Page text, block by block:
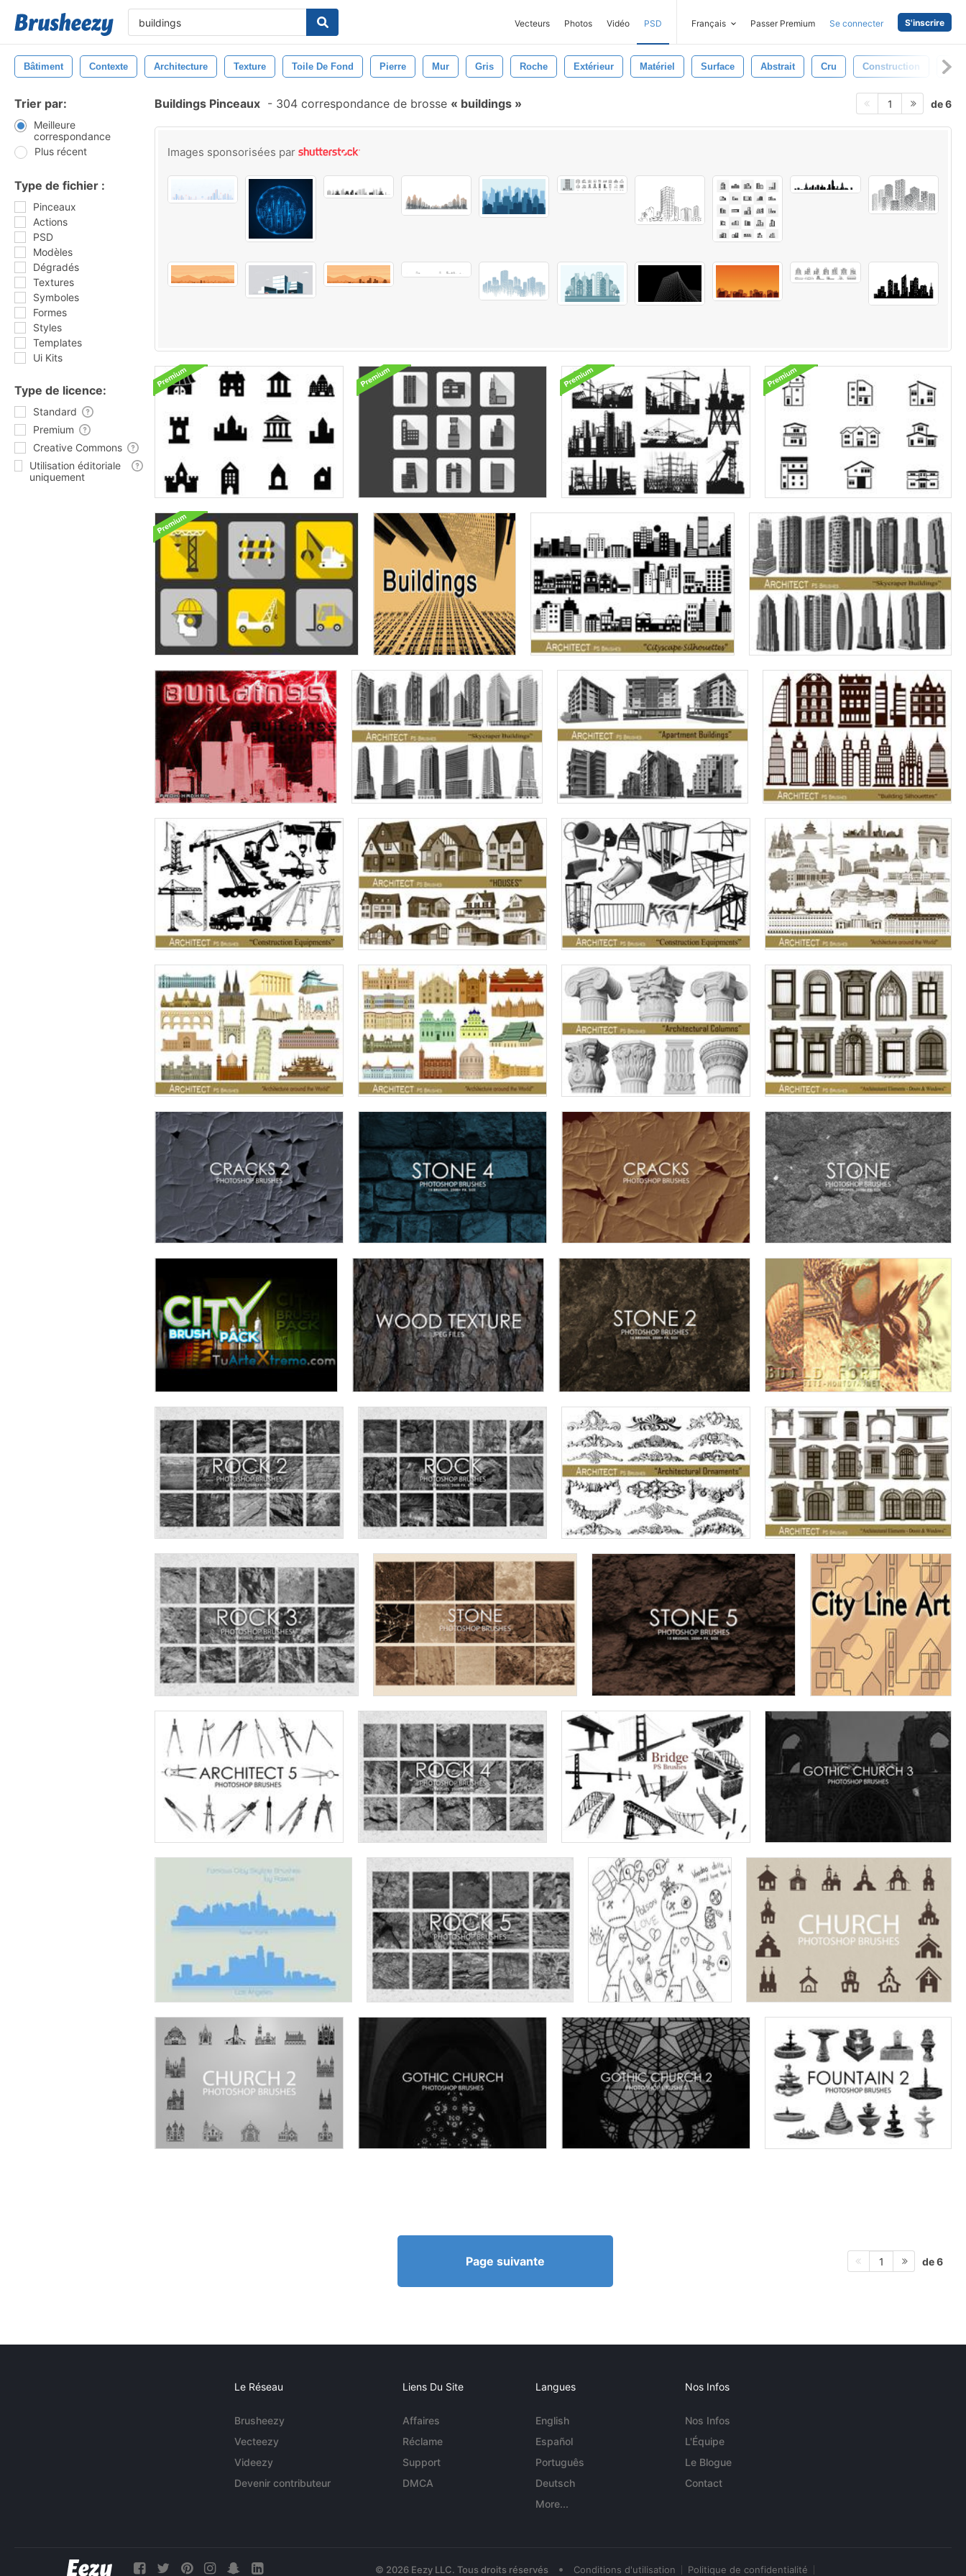
Vecteurs Photos Vidéo PSD Français Passer Premium Se connecter S'inscrire
Bâtiment Contexte Architecture Texture Toile De Fond Pierre Mur Gris Roche Extérieur Matériel Surface Abstrait Cru Construction
Trier par:
Meilleure
correspondance
Plus récent
Type de fichier :
Pinceaux
Actions
PSD
Modèles
Dégradés
Textures
Symboles
Formes
Styles
Templates
Ui Kits
Type de licence:
Standard
Premium
Creative Commons
Utilisation éditoriale
uniquement
Buildings Pinceaux - 304 correspondance de brosse buildings 1 de 6
Images sponsorisées par
Page suivante 1 de 6
Le Réseau
Brusheezy
Vecteezy
Videezy
Devenir contributeur
Liens Du Site
Affaires
Réclame
Support
DMCA
Langues
English
Español
Português
Deutsch
More...
Nos Infos
Nos Infos
L'Équipe
Le Blogue
Contact
© 2026 Eezy LLC. Tous droits réservés • Conditions d'utilisation Politique de confidentialité